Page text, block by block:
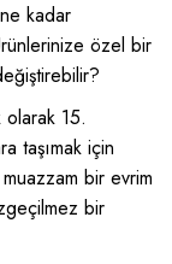
kadar
özel bir
15.
taşımak için
bir evrim
bir